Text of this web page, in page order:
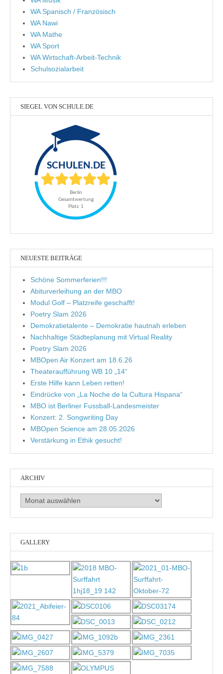
WA Spanisch / Französisch
WA Nawi
WA Mathe
WA Sport
WA Wirtschaft-Arbeit-Technik
Schulsozialarbeit
SIEGEL VON SCHULE.DE
NEUESTE BEITRÄGE
Schöne Sommerferien!!!
Abiturverleihung an der MBO
Modul Golf – Platzreife geschafft!
Poetry Slam 2026
Demokratietalente – Demokratie hautnah erleben
Nachhaltige Städteplanung mit Virtual Reality
Poetry Slam 2026
MBOpen Air Konzert am 18.6.26
Theateraufführung WB 10 „14“
Erste Hilfe kann Leben retten!
Eindrücke von „La Noche de la Cultura Hispana“
MBO ist Berliner Fussball-Landesmeister
Konzert: 2. Songwriting Day
MBOpen Science am 28.05.2026
Verstärkung in Ethik gesucht!
ARCHIV
Archiv
GALLERY